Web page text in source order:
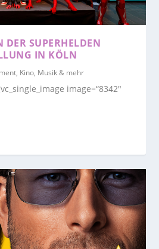
DER SUPERHELDEN
IN KÖLN
Kino, Musik & mehr
image=“8342″